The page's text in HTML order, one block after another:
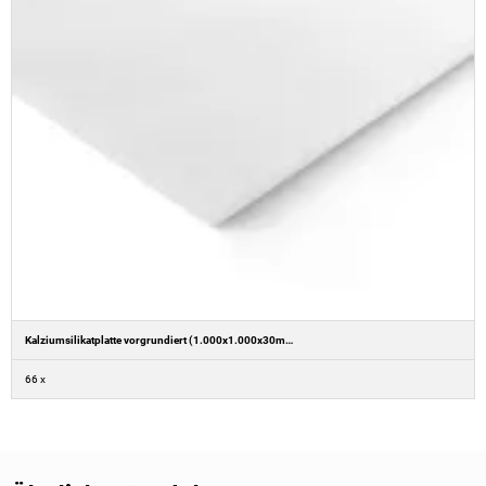
Kalziumsilikatplatte vorgrundiert (1.000x1.000x30mm)
66 x